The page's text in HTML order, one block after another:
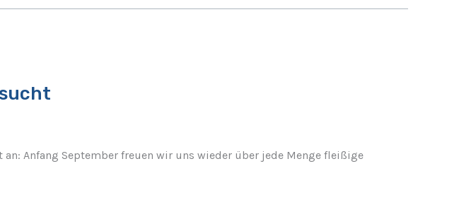
Anfang September freuen wir uns wieder über jede Menge fleißige